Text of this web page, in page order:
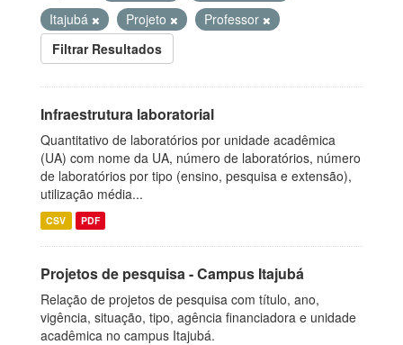
Itajubá
Projeto
Professor
Filtrar Resultados
Infraestrutura laboratorial
Quantitativo de laboratórios por unidade acadêmica
(UA) com nome da UA, número de laboratórios, número
de laboratórios por tipo (ensino, pesquisa e extensão),
utilização média...
CSV PDF
Projetos de pesquisa - Campus Itajubá
Relação de projetos de pesquisa com título, ano,
vigência, situação, tipo, agência financiadora e unidade
acadêmica no campus Itajubá.